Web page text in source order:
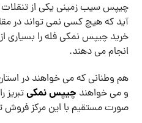
چیپس سیب زمینی یکی از
آید که هیچ کسی نمی تواند در
خرید چیپس نمکی فله را بسیاری
انجام می دهند.
هم وطنانی که می خواهند در
و می خواهند چیپس نمکیتبریز
صورت مستقیم با این مرکز فروش